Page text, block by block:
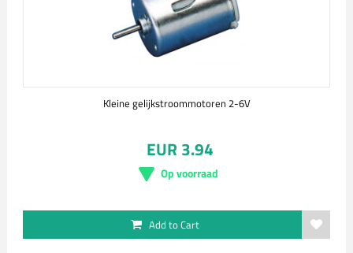
Kleine gelijkstroommotoren 2-6V
EUR 3.94
Op voorraad
Add to Cart